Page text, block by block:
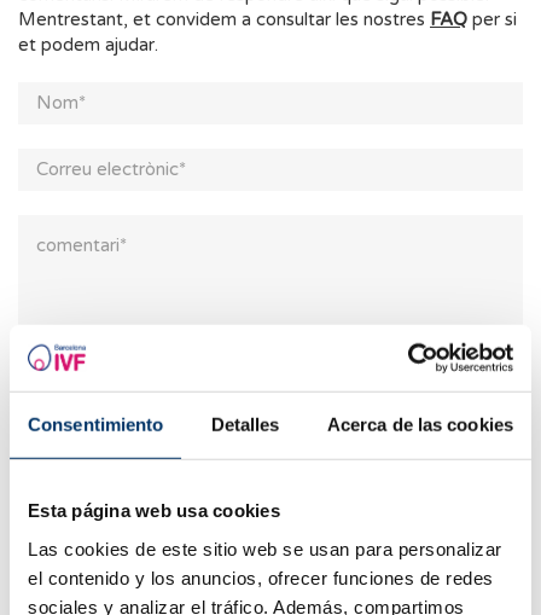
Consentimiento Detalles Acerca de las cookies
Esta página web usa cookies
Las cookies de este sitio web se usan para personalizar
el contenido y los anuncios, ofrecer funciones de redes
sociales y analizar el tráfico. Además, compartimos
Mentrestant, et convidem a consultar les nostres FAQ per si
et podem ajudar.
* Camps obligatoris
lapolítica de privacitat.